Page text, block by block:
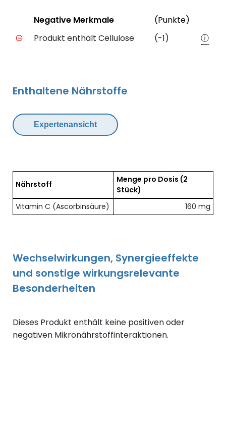
Negative Merkmale des Produkts mit Punkteabzug
StatusNegative Merkmale (Punkte)
Produkt enthält Cellulose
(-1) ⓘ
Enthaltene Nährstoffe
Expertenansicht
Übersicht der enthaltenen Nährstoffe pro Dosis
Nährstoff Menge pro Dosis (2
Stück)
Vitamin C (Ascorbinsäure)
160 mg
Wechselwirkungen, Synergieeffekte
und sonstige wirkungsrelevante
Besonderheiten
Dieses Produkt enthält keine positiven oder
negativen Mikronährstoffinteraktionen.